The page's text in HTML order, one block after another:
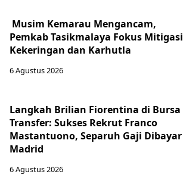
Musim Kemarau Mengancam,
Pemkab Tasikmalaya Fokus Mitigasi
Kekeringan dan Karhutla
6 Agustus 2026
Langkah Brilian Fiorentina di Bursa
Transfer: Sukses Rekrut Franco
Mastantuono, Separuh Gaji Dibayar
Madrid
6 Agustus 2026